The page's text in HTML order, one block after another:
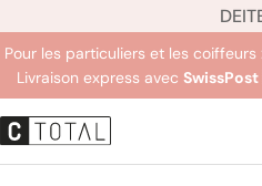
contenu
a
n
g
u
e
DEIT
Pour les particuliers et les coiffeurs
Livraison express avec SwissPost